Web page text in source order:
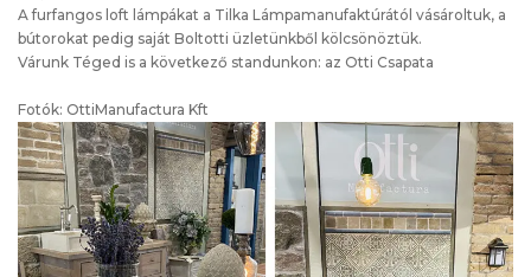
A furfangos loft lámpákat a Tilka Lámpamanufaktúrától vásároltuk, a
bútorokat pedig saját Boltotti üzletünkből kölcsönöztük.
Várunk Téged is a következő standunkon: az Otti Csapata
Fotók: OttiManufactura Kft